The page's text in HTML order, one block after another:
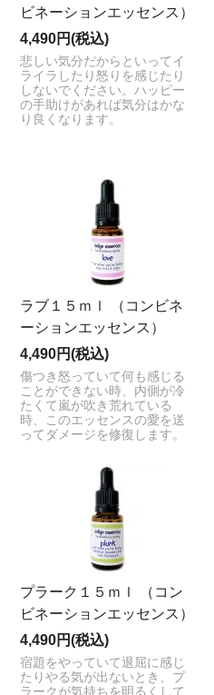
ビネーションエッセンス）
4,490円(税込)
悲しい気分だからといってイ
ライラしたり怒りを感じたり
しないでください。ハッピー
の手助けがあれば気分はかな
り良くなります。
ラブ１５ｍｌ （コンビネ
ーションエッセンス）
4,490円(税込)
傷つき怒っていて何も感じる
ことができない時、内側が冷
たくて嵐が吹き荒れている
時、このエッセンスの愛を送
ってダメージを修復します。
プラーク１５ｍｌ （コン
ビネーションエッセンス）
4,490円(税込)
宿題をやっていて退屈に感じ
たりやる気が出ないとき、プ
ラークが気持ちを明るくして